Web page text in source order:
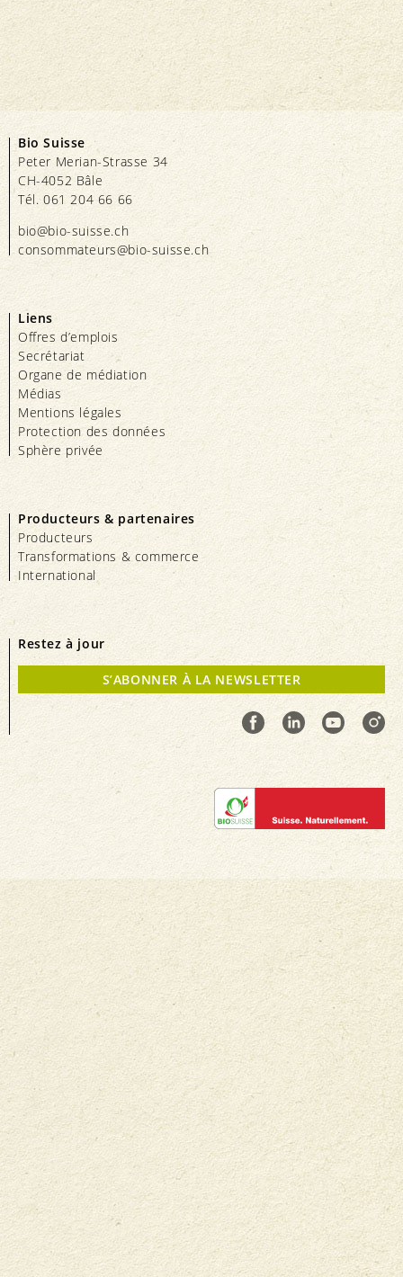
Bio Suisse
Peter Merian-Strasse 34
CH-4052 Bâle
Tél. 061 204 66 66
bio@bio-suisse.ch
consommateurs@bio-suisse.ch
Liens
Offres d’emplois
Secrétariat
Organe de médiation
Médias
Mentions légales
Protection des données
Sphère privée
Producteurs & partenaires
Producteurs
Transformations & commerce
International
Restez à jour
S’ABONNER À LA NEWSLETTER